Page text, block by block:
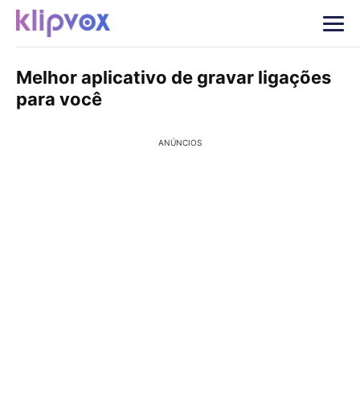
Melhor aplicativo de gravar ligações
para você
ANÚNCIOS